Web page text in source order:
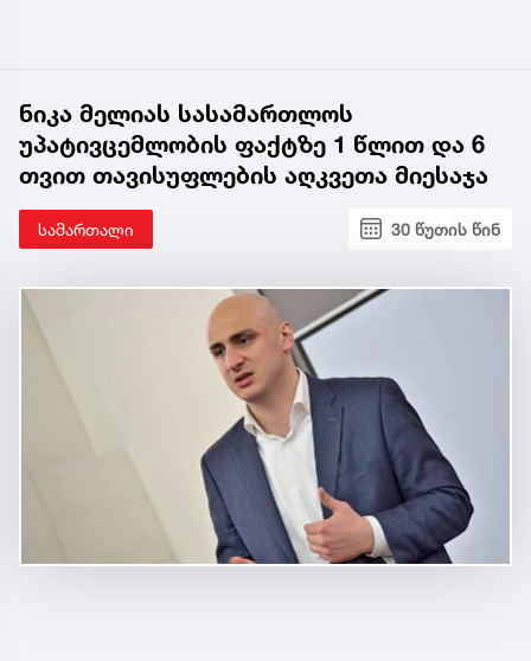
ნიკა მელიას სასამართლოს
უპატივცემლობის ფაქტზე 1 წლით და 6
თვით თავისუფლების აღკვეთა მიესაჯა
სამართალი 30 წუთის წინ